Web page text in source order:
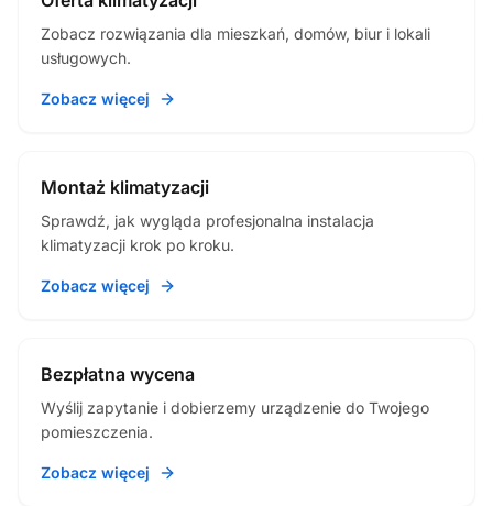
Zobacz rozwiązania dla mieszkań, domów, biur i lokali
usługowych.
Zobacz więcej
Montaż klimatyzacji
Sprawdź, jak wygląda profesjonalna instalacja
klimatyzacji krok po kroku.
Zobacz więcej
Bezpłatna wycena
Wyślij zapytanie i dobierzemy urządzenie do Twojego
pomieszczenia.
Zobacz więcej